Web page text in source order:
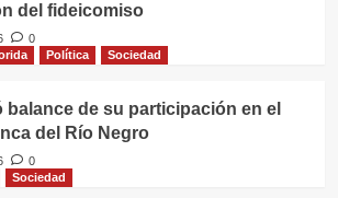
del fideicomiso
0
Política Sociedad
de su participación en el
del Río Negro
0
Sociedad